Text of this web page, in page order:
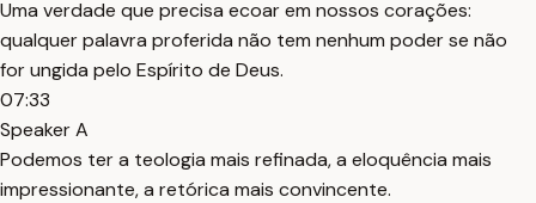
Uma verdade que precisa ecoar em nossos corações:
qualquer palavra proferida não tem nenhum poder se não
for ungida pelo Espírito de Deus.
07:33
Speaker A
Podemos ter a teologia mais refinada, a eloquência mais
impressionante, a retórica mais convincente.